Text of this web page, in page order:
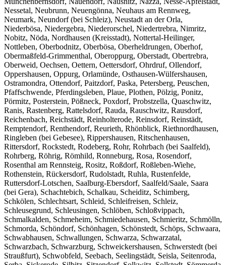
Nessetal, Neubrunn, Neuengönna, Neuhaus am Rennweg,
Neumark, Neundorf (bei Schleiz), Neustadt an der Orla,
Niederbösa, Niedergebra, Niederorschel, Niedertrebra, Nimritz,
Nobitz, Nöda, Nordhausen (Kreisstadt), Nottertal-Heilinger,
Nottleben, Oberbodnitz, Oberbösa, Oberheldrungen, Oberhof,
Obermaßfeld-Grimmenthal, Oberoppurg, Oberstadt, Obertrebra,
Oberweid, Oechsen, Oettern, Oettersdorf, Ohrdruf, Ollendorf,
Oppershausen, Oppurg, Orlamünde, Osthausen-Wülfershausen,
Ostramondra, Ottendorf, Paitzdorf, Paska, Petersberg, Peuschen,
Pfaffschwende, Pferdingsleben, Plaue, Plothen, Pölzig, Ponitz,
Pörmitz, Posterstein, Pößneck, Poxdorf, Probstzella, Quaschwitz,
Ranis, Rastenberg, Rattelsdorf, Rauda, Rauschwitz, Rausdorf,
Reichenbach, Reichstädt, Reinholterode, Reinsdorf, Reinstädt,
Remptendorf, Renthendorf, Reurieth, Rhönblick, Riethnordhausen,
Ringleben (bei Gebesee), Rippershausen, Ritschenhausen,
Rittersdorf, Rockstedt, Rodeberg, Rohr, Rohrbach (bei Saalfeld),
Rohrberg, Röhrig, Römhild, Ronneburg, Rosa, Rosendorf,
Rosenthal am Rennsteig, Rositz, Roßdorf, Roßleben-Wiehe,
Rothenstein, Rückersdorf, Rudolstadt, Ruhla, Rustenfelde,
Ruttersdorf-Lotschen, Saalburg-Ebersdorf, Saalfeld/Saale, Saara
(bei Gera), Schachtebich, Schalkau, Scheiditz, Schimberg,
Schkölen, Schlechtsart, Schleid, Schleifreisen, Schleiz,
Schleusegrund, Schleusingen, Schlöben, Schloßvippach,
Schmalkalden, Schmeheim, Schmiedehausen, Schmieritz, Schmölln,
Schmorda, Schöndorf, Schönhagen, Schönstedt, Schöps, Schwaara,
Schwabhausen, Schwallungen, Schwarza, Schwarzatal,
Schwarzbach, Schwarzburg, Schweickershausen, Schwerstedt (bei
Straußfurt), Schwobfeld, Seebach, Seelingstädt, Seisla, Seitenroda,